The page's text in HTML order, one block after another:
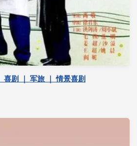
剧 ｜ 军旅 ｜ 情景喜剧